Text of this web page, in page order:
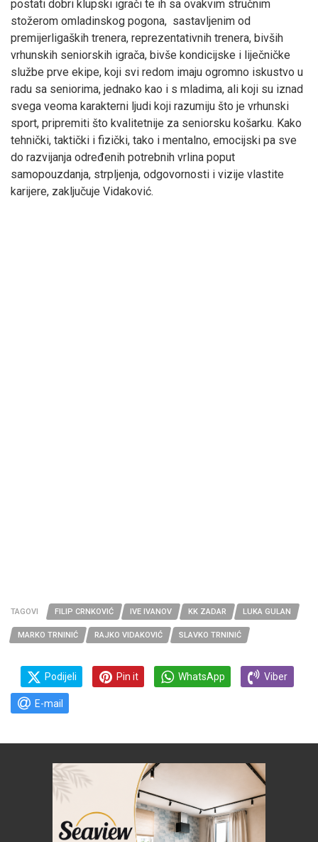
postati dobri klupski igrači te ih sa ovakvim stručnim
stožerom omladinskog pogona, sastavljenim od
premijerligaških trenera, reprezentativnih trenera, bivših
vrhunskih seniorskih igrača, bivše kondicijske i liječničke
službe prve ekipe, koji svi redom imaju ogromno iskustvo u
radu sa seniorima, jednako kao i s mladima, ali koji su iznad
svega veoma karakterni ljudi koji razumiju što je vrhunski
sport, pripremiti što kvalitetnije za seniorsku košarku. Kako
tehnički, taktički i fizički, tako i mentalno, emocijski pa sve
do razvijanja određenih potrebnih vrlina poput
samopouzdanja, strpljenja, odgovornosti i vizije vlastite
karijere, zaključuje Vidaković.
TAGOVI FILIP CRNKOVIĆ IVE IVANOV KK ZADAR LUKA GULAN
MARKO TRNINIĆ RAJKO VIDAKOVIĆ SLAVKO TRNINIĆ
Podijeli Pin it WhatsApp Viber
E-mail